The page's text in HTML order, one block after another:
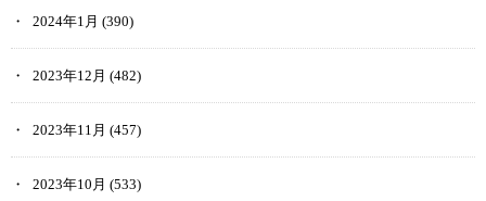
2024年1月 (390)
2023年12月 (482)
2023年11月 (457)
2023年10月 (533)